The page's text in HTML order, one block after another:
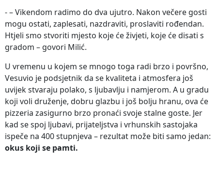
- – Vikendom radimo do dva ujutro. Nakon večere gosti
mogu ostati, zaplesati, nazdraviti, proslaviti rođendan.
Htjeli smo stvoriti mjesto koje će živjeti, koje će disati s
gradom – govori Milić.
U vremenu u kojem se mnogo toga radi brzo i površno,
Vesuvio je podsjetnik da se kvaliteta i atmosfera još
uvijek stvaraju polako, s ljubavlju i namjerom. A u gradu
koji voli druženje, dobru glazbu i još bolju hranu, ova će
pizzeria zasigurno brzo pronaći svoje stalne goste. Jer
kad se spoj ljubavi, prijateljstva i vrhunskih sastojaka
ispeče na 400 stupnjeva – rezultat može biti samo jedan:
okus koji se pamti.